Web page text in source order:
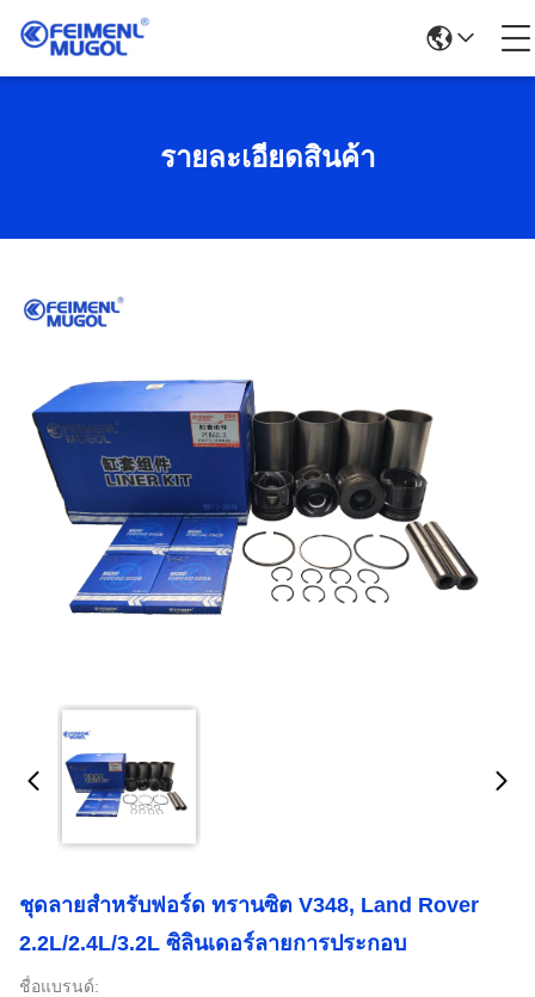
รายละเอียดสินค้า
ชุดลายสําหรับฟอร์ด ทรานซิต V348, Land Rover
2.2L/2.4L/3.2L ซิลินเดอร์ลายการประกอบ
ชื่อแบรนด์: